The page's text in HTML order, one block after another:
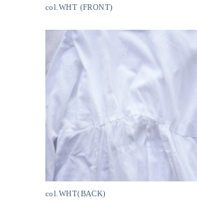
col.WHT (FRONT)
col.WHT(BACK)